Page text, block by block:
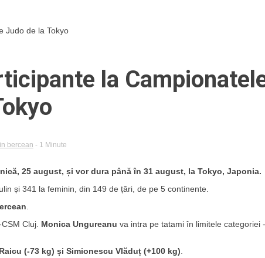
Judo de la Tokyo
la
bercean - 1 Minute
25 august, și vor dura până în 31 august, la Tokyo, Japonia.
și 341 la feminin, din 149 de țări, de pe 5 continente.
Cluj. Monica Ungureanu va intra pe tatami în limitele categoriei
(-73 kg) și Simionescu Vlăduț (+100 kg)